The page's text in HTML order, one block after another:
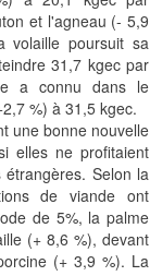
et l'agneau (- 5,9
poursuit sa
31,7 kgec par
a connu dans le
%) à 31,5 kgec.
une bonne nouvelle
elles ne profitaient
étrangères. Selon la
de viande ont
de 5%, la palme
(+ 8,6 %), devant
(+ 3,9 %). La